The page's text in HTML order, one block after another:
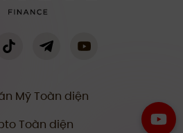
Mỹ Toàn diện
Toàn diện